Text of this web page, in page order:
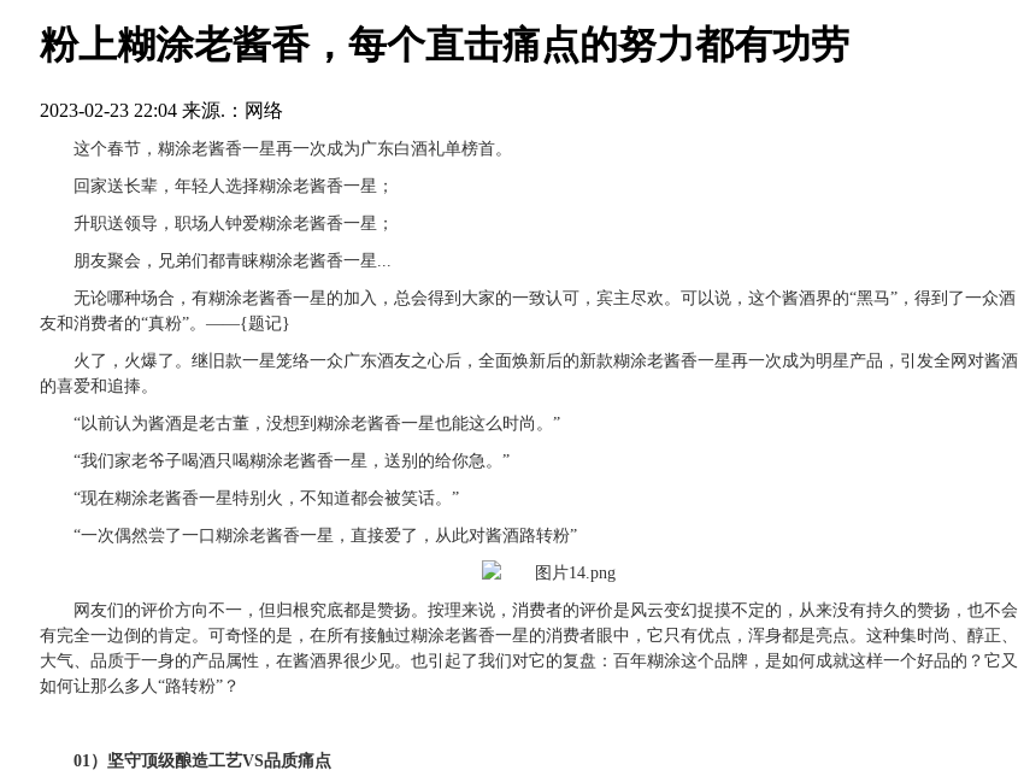
粉上糊涂老酱香，每个直击痛点的努力都有功劳
2023-02-23 22:04 来源.：网络
这个春节，糊涂老酱香一星再一次成为广东白酒礼单榜首。
回家送长辈，年轻人选择糊涂老酱香一星；
升职送领导，职场人钟爱糊涂老酱香一星；
朋友聚会，兄弟们都青睐糊涂老酱香一星...
无论哪种场合，有糊涂老酱香一星的加入，总会得到大家的一致认可，宾主尽欢。可以说，这个酱酒界的“黑马”，得到了一众酒
友和消费者的“真粉”。——{题记}
火了，火爆了。继旧款一星笼络一众广东酒友之心后，全面焕新后的新款糊涂老酱香一星再一次成为明星产品，引发全网对酱酒
的喜爱和追捧。
“以前认为酱酒是老古董，没想到糊涂老酱香一星也能这么时尚。”
“我们家老爷子喝酒只喝糊涂老酱香一星，送别的给你急。”
“现在糊涂老酱香一星特别火，不知道都会被笑话。”
“一次偶然尝了一口糊涂老酱香一星，直接爱了，从此对酱酒路转粉”
网友们的评价方向不一，但归根究底都是赞扬。按理来说，消费者的评价是风云变幻捉摸不定的，从来没有持久的赞扬，也不会
有完全一边倒的肯定。可奇怪的是，在所有接触过糊涂老酱香一星的消费者眼中，它只有优点，浑身都是亮点。这种集时尚、醇正、
大气、品质于一身的产品属性，在酱酒界很少见。也引起了我们对它的复盘：百年糊涂这个品牌，是如何成就这样一个好品的？它又
如何让那么多人“路转粉”？
01）坚守顶级酿造工艺VS品质痛点